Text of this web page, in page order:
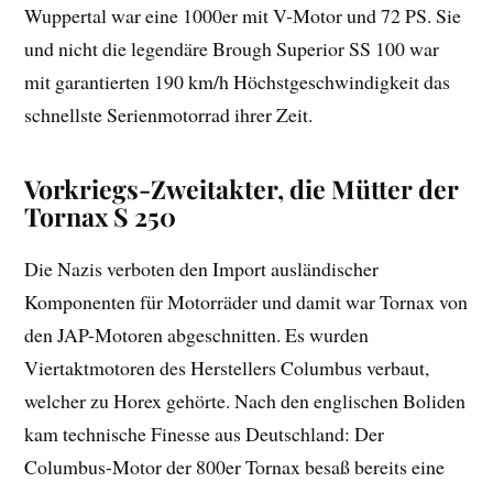
Wuppertal war eine 1000er mit V-Motor und 72 PS. Sie
und nicht die legendäre Brough Superior SS 100 war
mit garantierten 190 km/h Höchstgeschwindigkeit das
schnellste Serienmotorrad ihrer Zeit.
Vorkriegs-Zweitakter, die Mütter der
Tornax S 250
Die Nazis verboten den Import ausländischer
Komponenten für Motorräder und damit war Tornax von
den JAP-Motoren abgeschnitten. Es wurden
Viertaktmotoren des Herstellers Columbus verbaut,
welcher zu Horex gehörte. Nach den englischen Boliden
kam technische Finesse aus Deutschland: Der
Columbus-Motor der 800er Tornax besaß bereits eine